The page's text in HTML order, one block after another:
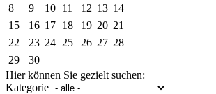
8
9 10 11 12 13 14
15
16 17 18 19 20 21
22
23 24 25 26 27 28
29
30
Hier können Sie gezielt suchen:
Kategorie